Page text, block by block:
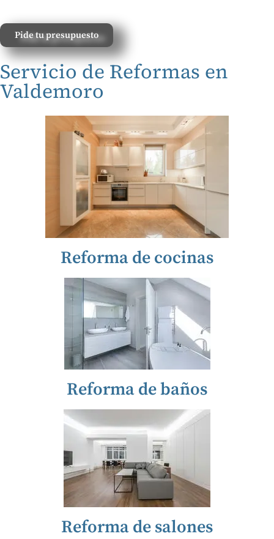
Pide tu presupuesto
Servicio de Reformas en
Valdemoro
Reforma de cocinas
Reforma de baños
Reforma de salones